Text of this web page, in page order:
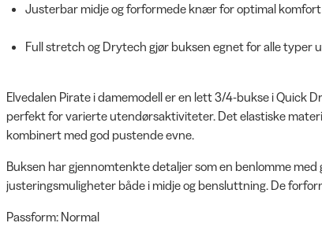
Justerbar midje og forformede knær for optimal
Full stretch og Drytech gjør buksen egnet for alle typer
Elvedalen Pirate i damemodell er en lett 3/4-bukse i Quick
perfekt for varierte utendørsaktiviteter. Det elastiske
kombinert med god pustende evne.
Buksen har gjennomtenkte detaljer som en benlomme med
justeringsmuligheter både i midje og bensluttning. De
Passform: Normal